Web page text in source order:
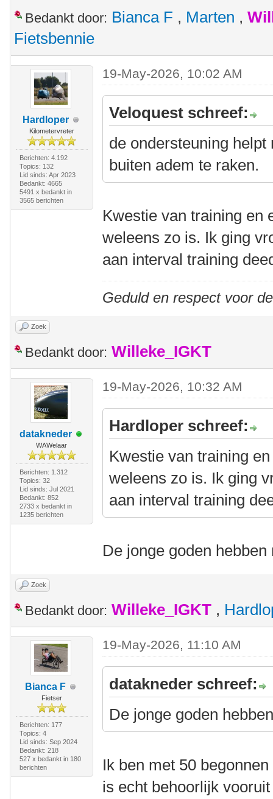
Bedankt door: Bianca F , Marten ,
Fietsbennie
Hardloper
Kilometervreter
Berichten: 4.192
Topics: 132
Lid sinds: Apr 2023
Bedankt: 4665
5491 x bedankt in
3565 berichten
19-May-2026, 10:02 AM
Veloquest schreef:
de ondersteuning
buiten adem te raken.
Kwestie van training en
weleens zo is. Ik ging
aan interval training
Geduld en respect voor
Zoek
Bedankt door: Willeke_IGKT
datakneder
WAWelaar
Berichten: 1.312
Topics: 32
Lid sinds: Jul 2021
Bedankt: 852
2733 x bedankt in
1235 berichten
19-May-2026, 10:32 AM
Hardloper schreef:
Kwestie van training
weleens zo is. Ik ging
aan interval training
De jonge goden
Zoek
Bedankt door: Willeke_IGKT ,
Bianca F
Fietser
Berichten: 177
Topics: 4
Lid sinds: Sep 2024
Bedankt: 218
527 x bedankt in 180
berichten
19-May-2026, 11:10 AM
datakneder schreef:
De jonge goden
Ik ben met 50
is echt behoorlijk